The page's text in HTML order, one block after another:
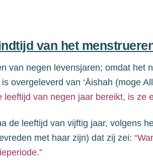
van het
van negen levensjaren; omdat het
overgeleverd van ‘Āishah (moge
leeftijd van negen jaar bereikt, is ze
de leeftijd van vijftig jaar, volgens
met haar zijn) dat zij zei: